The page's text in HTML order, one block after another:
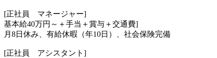
[正社員 マネージャー]
基本給40万円～＋手当＋賞与＋交通費]
月8日休み、有給休暇（年10日）、社会保険完備
[正社員 アシスタント]